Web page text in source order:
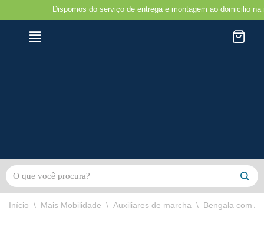
Avançar
Dispomos do serviço de entrega e montagem ao domicilio na região
Início \ Mais Mobilidade \ Auxiliares de marcha \ Bengala com